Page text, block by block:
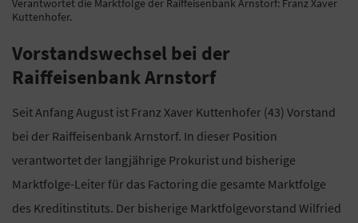
Verantwortet die Marktfolge der Raiffeisenbank Arnstorf: Franz Xaver
Kuttenhofer.
Vorstandswechsel bei der
Raiffeisenbank Arnstorf
Seit Anfang August ist Franz Xaver Kuttenhofer (43) Vorstand
bei der Raiffeisenbank Arnstorf. In dieser Position
verantwortet der langjährige Prokurist und bisherige
Marktfolge-Leiter für das Factoring die gesamte Marktfolge
des Kreditinstituts. Der bisherige Marktfolgevorstand Wilfried